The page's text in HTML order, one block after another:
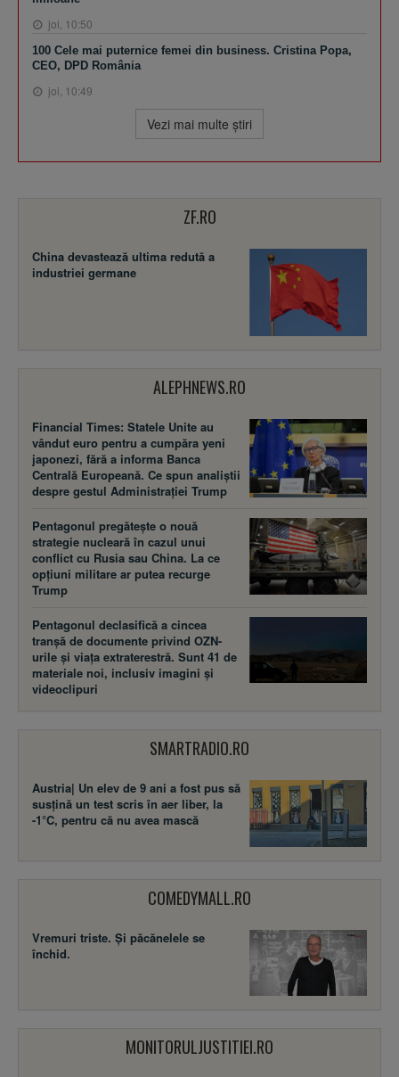
joi, 10:50
100 Cele mai puternice femei din business. Cristina Popa,
CEO, DPD România
joi, 10:49
Vezi mai multe ştiri
ZF.RO
China devastează ultima redută a
industriei germane
ALEPHNEWS.RO
Financial Times: Statele Unite au
vândut euro pentru a cumpăra yeni
japonezi, fără a informa Banca
Centrală Europeană. Ce spun analiștii
despre gestul Administrației Trump
Pentagonul pregătește o nouă
strategie nucleară în cazul unui
conflict cu Rusia sau China. La ce
opțiuni militare ar putea recurge
Trump
Pentagonul declasifică a cincea
tranșă de documente privind OZN-
urile și viața extraterestră. Sunt 41 de
materiale noi, inclusiv imagini și
videoclipuri
SMARTRADIO.RO
Austria| Un elev de 9 ani a fost pus să
susţină un test scris în aer liber, la
-1°C, pentru că nu avea mască
COMEDYMALL.RO
Vremuri triste. Şi păcănelele se
închid.
MONITORULJUSTITIEI.RO